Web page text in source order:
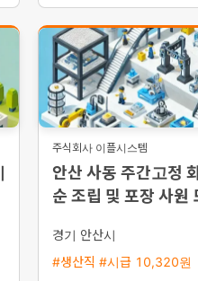
주식회사 이플시스템
안산 사동 주간고정
순 조립 및 포장 사원
경기 안산시
#생산직 #시급 10,320원